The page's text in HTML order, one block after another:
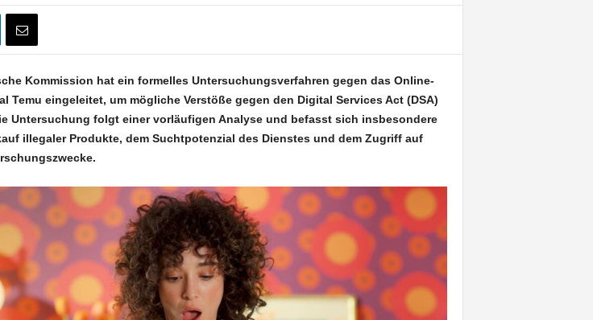
Kommission hat ein formelles Untersuchungsverfahren gegen das Online-
Temu eingeleitet, um mögliche Verstöße gegen den Digital Services Act (DSA)
Untersuchung folgt einer vorläufigen Analyse und befasst sich insbesondere
illegaler Produkte, dem Suchtpotenzial des Dienstes und dem Zugriff auf